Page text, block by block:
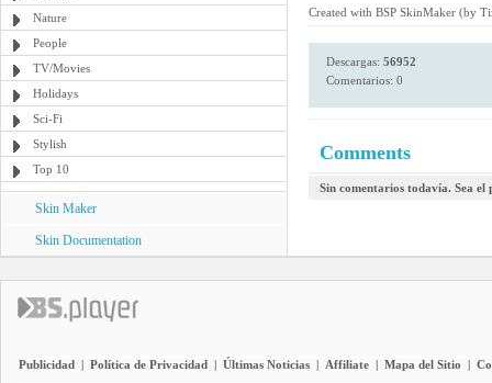
Nature
People
TV/Movies
Holidays
Sci-Fi
Stylish
Top 10
Skin Maker
Skin Documentation
Created with BSP SkinMaker (by
Descargas: 56952
Comentarios: 0
Comments
Sin comentarios todavía. Sea
Publicidad | Política de Privacidad | Últimas Noticias | Affiliate | Mapa del Sitio |